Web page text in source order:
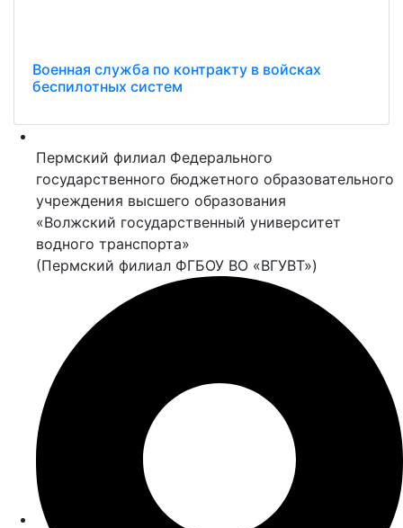
Военная служба по контракту в войсках
беспилотных систем
Пермский филиал Федерального
государственного бюджетного образовательного
учреждения высшего образования
«Волжский государственный университет
водного транспорта»
(Пермский филиал ФГБОУ ВО «ВГУВТ»)